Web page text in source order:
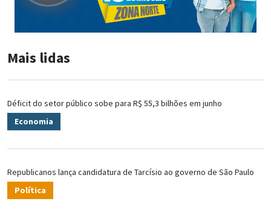
Mais lidas
Déficit do setor público sobe para R$ 55,3 bilhões em junho
Economia
Republicanos lança candidatura de Tarcísio ao governo de São Paulo
Política